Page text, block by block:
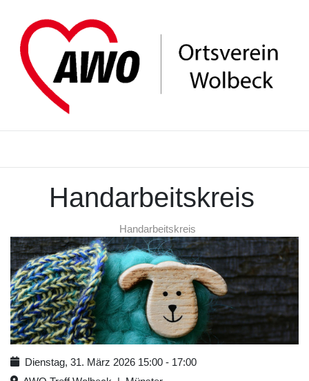
Handarbeitskreis
Handarbeitskreis
Dienstag, 31. März 2026 15:00 - 17:00